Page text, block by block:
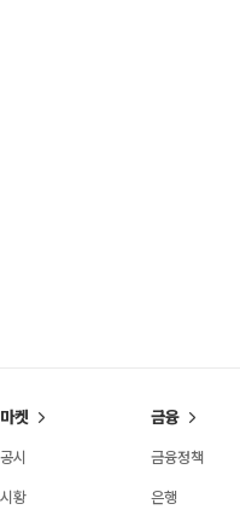
마켓
공시
시황
금융
금융정책
은행